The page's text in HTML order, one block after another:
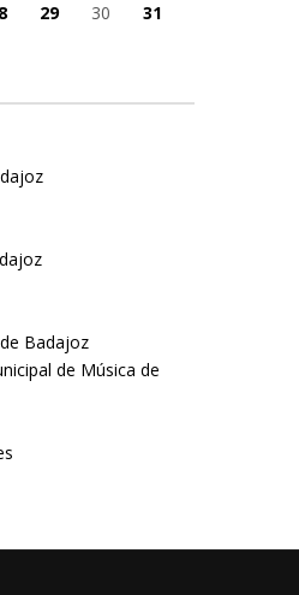
29 30
31
Badajoz
de Música de